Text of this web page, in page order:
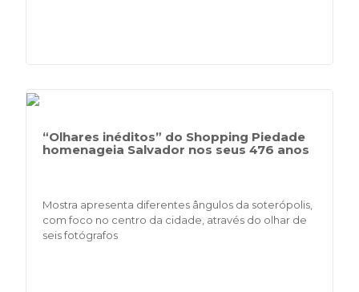
“Olhares inéditos” do Shopping Piedade
homenageia Salvador nos seus 476 anos
Mostra apresenta diferentes ângulos da soterópolis,
com foco no centro da cidade, através do olhar de
seis fotógrafos